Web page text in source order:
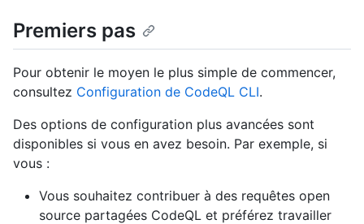
Premiers pas
Pour obtenir le moyen le plus simple de commencer,
consultez Configuration de CodeQL CLI.
Des options de configuration plus avancées sont
disponibles si vous en avez besoin. Par exemple, si
vous :
Vous souhaitez contribuer à des requêtes open
source partagées CodeQL et préférez travailler